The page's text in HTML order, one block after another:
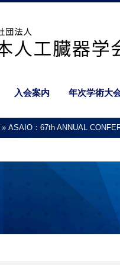
入会案内 年次学術大
» ASAIO：67th ANNUAL